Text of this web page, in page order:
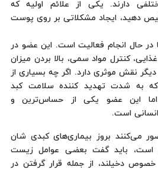
دارند. یکی از علائم اولیه که
دهید، ایجاد مشکلاتی بر روی پوست
در حال انجام فعالیت است. این عضو در
کنترل مواد سمی، بالا بردن میزان
نقش موثری دارد. اگر چه بسیاری از
به شدت تهدید کننده سلامت کبد
اما این عضو یکی از حساس‌ترین و
است.
می‌کنند بروز بیماری‌های کبدی شان
است، باید گفت بعضی عوامل زیست
دخیلند، از جمله قرار گرفتن در